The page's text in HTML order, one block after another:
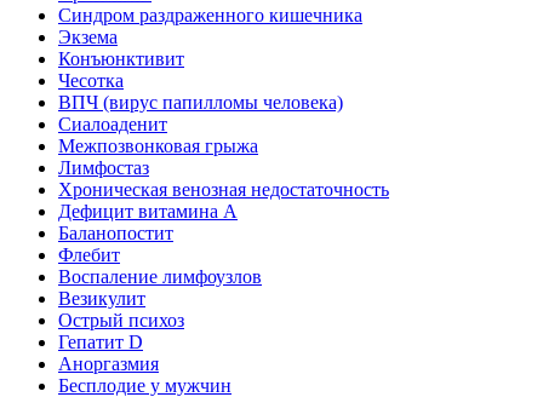
Синдром раздраженного кишечника
Экзема
Конъюнктивит
Чесотка
ВПЧ (вирус папилломы человека)
Сиалоаденит
Межпозвонковая грыжа
Лимфостаз
Хроническая венозная недостаточность
Дефицит витамина А
Баланопостит
Флебит
Воспаление лимфоузлов
Везикулит
Острый психоз
Гепатит D
Аноргазмия
Бесплодие у мужчин